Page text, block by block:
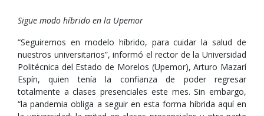
Sigue modo híbrido en la Upemor
“Seguiremos en modelo híbrido, para cuidar la salud de
nuestros universitarios”, informó el rector de la Universidad
Politécnica del Estado de Morelos (Upemor), Arturo Mazarí
Espín, quien tenía la confianza de poder regresar
totalmente a clases presenciales este mes. Sin embargo,
“la pandemia obliga a seguir en esta forma híbrida aquí en